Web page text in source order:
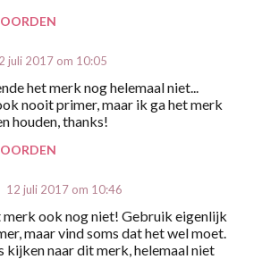
juli 2017 om 10:05
het merk nog helemaal niet...
nooit primer, maar ik ga het merk
houden, thanks!
12 juli 2017 om 10:46
merk ook nog niet! Gebruik eigenlijk
maar vind soms dat het wel moet.
kijken naar dit merk, helemaal niet